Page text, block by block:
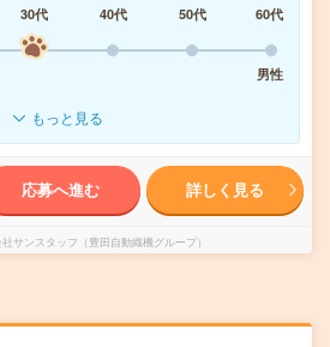
30代 40代 50代
60代
男性
もっと見る
応募へ進む 詳しく見る
サンスタッフ（豊田自動織機グループ）